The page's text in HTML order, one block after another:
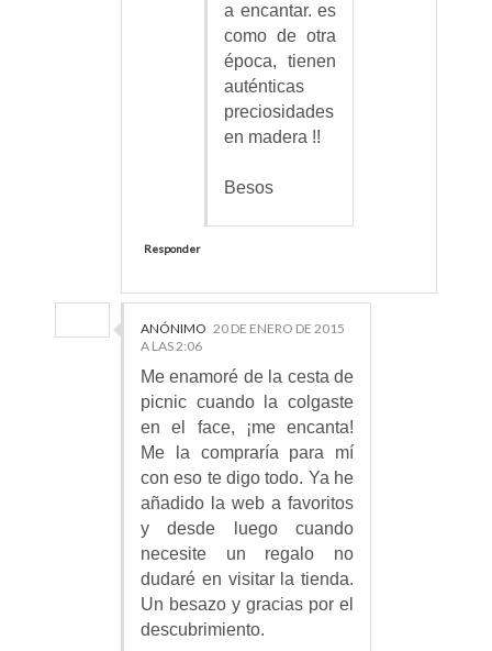
a encantar. es
como de otra
época, tienen
auténticas
preciosidades
en madera !!
Besos
Responder
ANÓNIMO 20 DE ENERO DE 2015
A LAS 2:06
Me enamoré de la cesta de
picnic cuando la colgaste
en el face, ¡me encanta!
Me la compraría para mí
con eso te digo todo. Ya he
añadido la web a favoritos
y desde luego cuando
necesite un regalo no
dudaré en visitar la tienda.
Un besazo y gracias por el
descubrimiento.